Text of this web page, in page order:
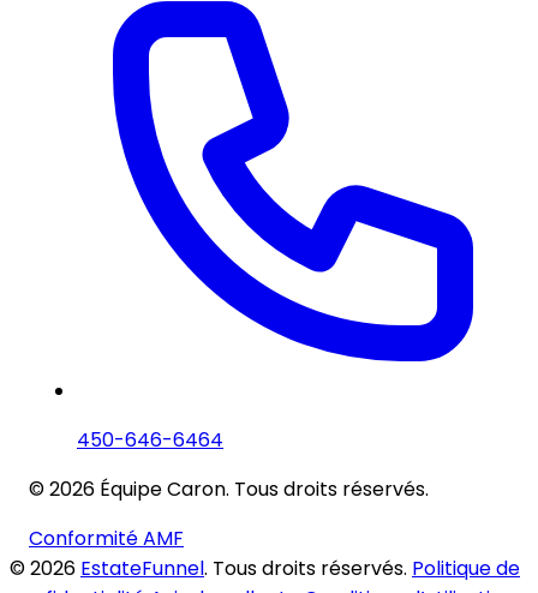
450-646-6464
© 2026 Équipe Caron. Tous droits réservés.
Conformité AMF
© 2026 EstateFunnel. Tous droits réservés. Politique de